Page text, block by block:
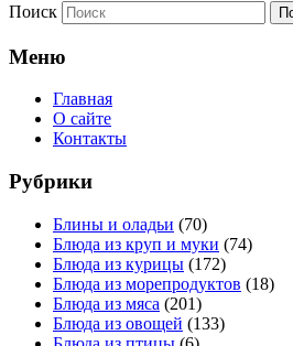
Поиск
Меню
Главная
О сайте
Контакты
Рубрики
Блины и оладьи (70)
Блюда из круп и муки (74)
Блюда из курицы (172)
Блюда из морепродуктов (18)
Блюда из мяса (201)
Блюда из овощей (133)